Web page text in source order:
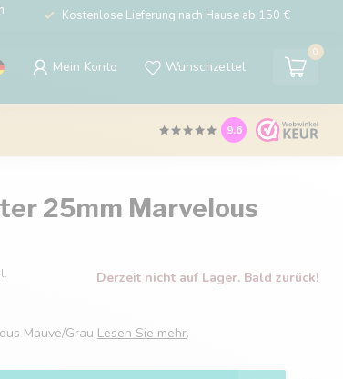
Kostenlose Lieferung nach Hause ab 150 €
Mein Konto Wunschzettel
0
9.6
25mm Marvelous
Derzeit nicht auf Lager. Bald zurück!
Mauve/Grau Lesen Sie mehr.